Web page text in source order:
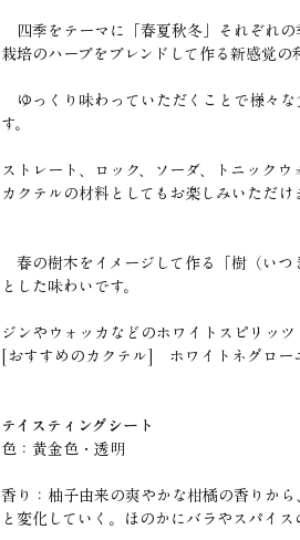
四季をテーマに「春夏秋冬」それぞれの
栽培のハーブをブレンドして作る新感覚の
ゆっくり味わっていただくことで様々な
す。
ストレート、ロック、ソーダ、トニックウ
カクテルの材料としてもお楽しみいただけ
春の樹木をイメージして作る「樹（いつ
とした味わいです。
ジンやウォッカなどのホワイトスピリッ
[おすすめのカクテル] ホワイトネグロー
テイスティングシート
色：黄金色・透明
香り：柚子由来の爽やかな柑橘の香りか
と変化していく。ほのかにバラやスパイス